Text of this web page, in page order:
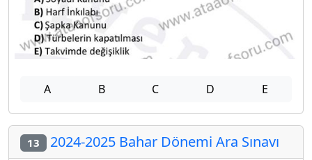
A B C D E
13 2024-2025 Bahar Dönemi Ara Sınavı